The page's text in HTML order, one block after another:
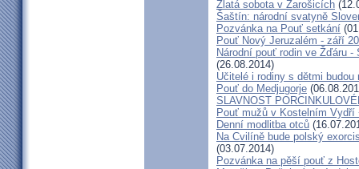
Zlatá sobota v Žarošicích
Šaštín: národní svatyně
Pozvánka na Pouť setkání
Pouť Nový Jeruzalém - září
Národní pouť rodin ve Žďáru
(26.08.2014)
Učitelé i rodiny s dětmi
Pouť do Medjugorje
SLAVNOST
Pouť mužů v Kostelním Vydří
Denní modlitba otců
Na Cvilíně bude polský
(03.07.2014)
Pozvánka na pěší pouť z